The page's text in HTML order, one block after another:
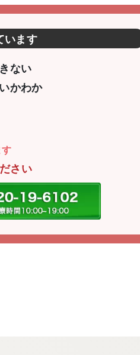
います
ない
かわか
さい